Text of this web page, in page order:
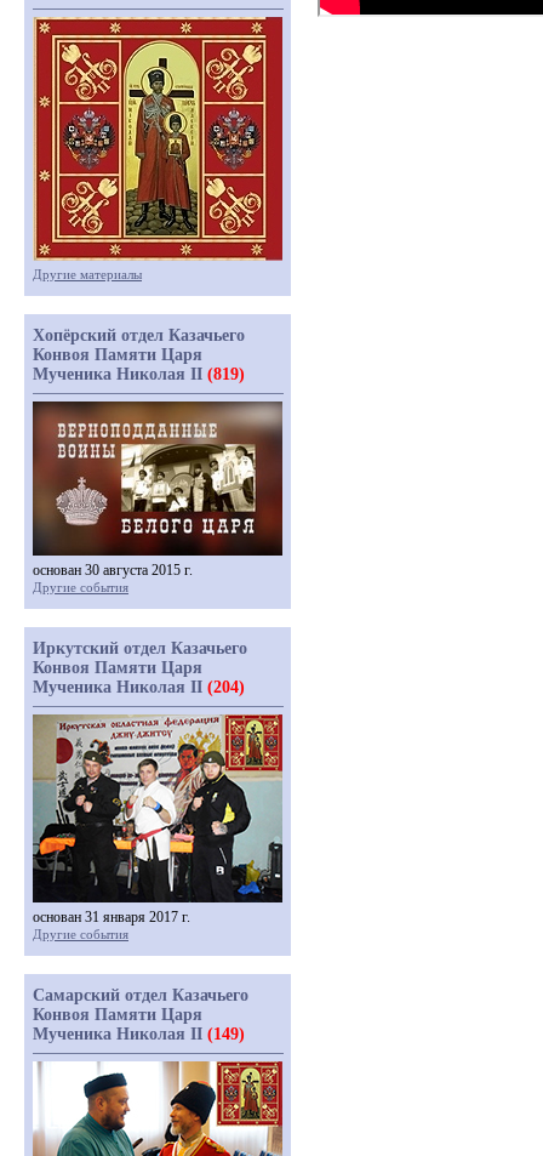
Другие материалы
Хопёрский отдел Казачьего
Конвоя Памяти Царя
Мученика Николая II (819)
основан 30 августа 2015 г.
Другие события
Иркутский отдел Казачьего
Конвоя Памяти Царя
Мученика Николая II (204)
основан 31 января 2017 г.
Другие события
Самарский отдел Казачьего
Конвоя Памяти Царя
Мученика Николая II (149)